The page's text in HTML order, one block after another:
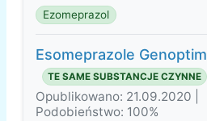
Ezomeprazol
Esomeprazole Genoptim
TE SAME SUBSTANCJE CZYNNE
Opublikowano: 21.09.2020 |
Podobieństwo: 100%